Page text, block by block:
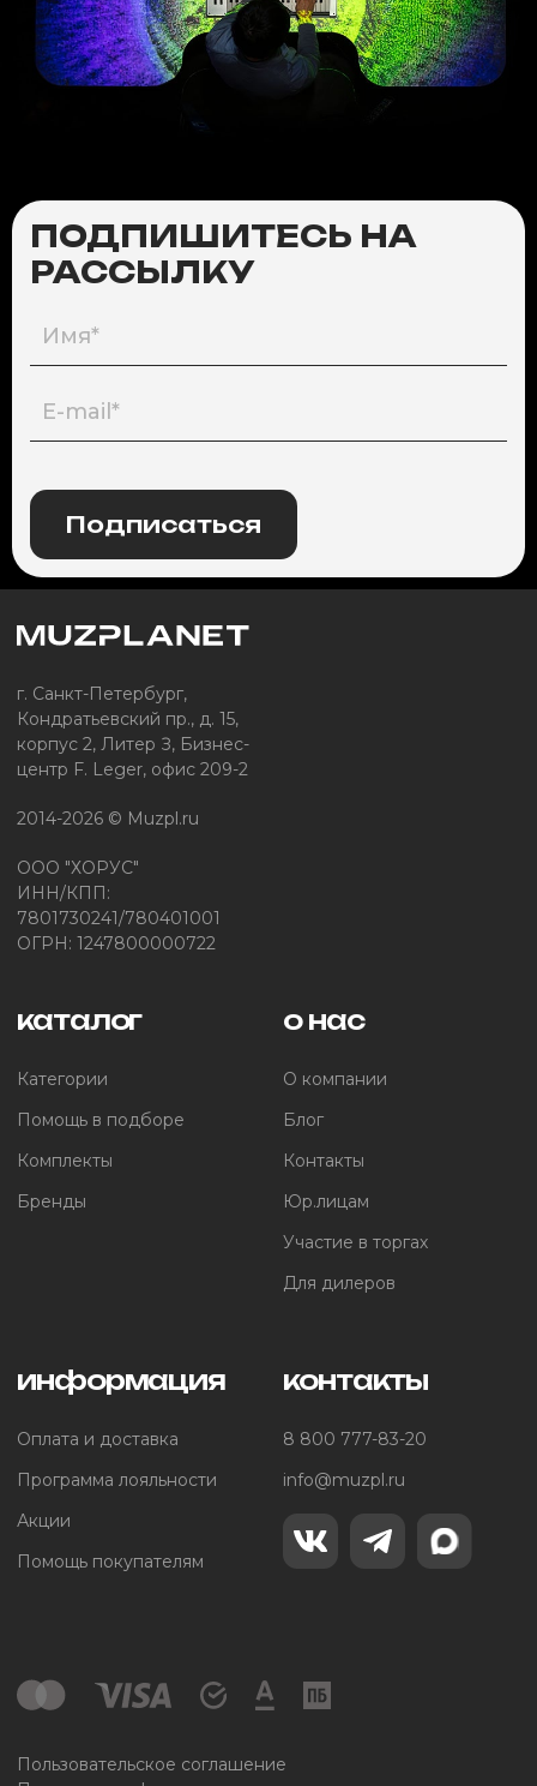
ПОДПИШИТЕСЬ НА
РАССЫЛКУ
Подписаться
г. Санкт-Петербург,
Кондратьевский пр., д. 15,
корпус 2, Литер З, Бизнес-
центр F. Leger, офис 209-2
2014-2026 © Muzpl.ru
ООО "ХОРУС"
ИНН/КПП:
7801730241/780401001
ОГРН: 1247800000722
каталог
Категории
Помощь в подборе
Комплекты
Бренды
о нас
О компании
Блог
Контакты
Юр.лицам
Участие в торгах
Для дилеров
информация
Оплата и доставка
Программа лояльности
Акции
Помощь покупателям
контакты
8 800 777-83-20
info@muzpl.ru
Пользовательское соглашение